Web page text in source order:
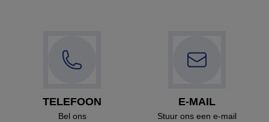
TELEFOON
Bel ons
E-MAIL
Stuur ons een e-mail